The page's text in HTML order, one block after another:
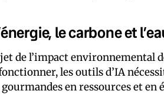
le carbone et
de l’impact environnemental
les outils d’IA
en ressources et en